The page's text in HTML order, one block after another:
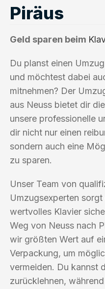
Piräus
Geld sparen beim
Du planst einen
und möchtest dabei
mitnehmen? Der
aus Neuss bietet dir
unsere professionelle
dir nicht nur einen
sondern auch eine
zu sparen.
Unser Team von
Umzugsexperten
wertvolles Klavier
Weg von Neuss nach
wir größten Wert auf
Verpackung, um
vermeiden. Du kannst
zurücklehnen,